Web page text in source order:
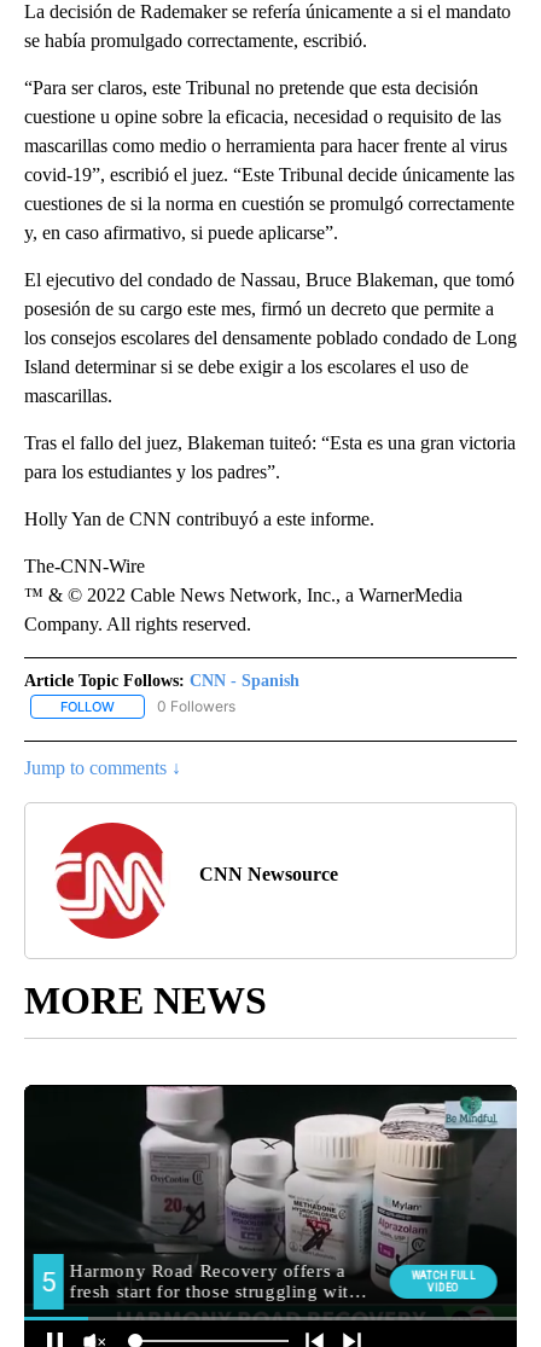
La decisión de Rademaker se refería únicamente a si el mandato
se había promulgado correctamente, escribió.
“Para ser claros, este Tribunal no pretende que esta decisión
cuestione u opine sobre la eficacia, necesidad o requisito de las
mascarillas como medio o herramienta para hacer frente al virus
covid-19”, escribió el juez. “Este Tribunal decide únicamente las
cuestiones de si la norma en cuestión se promulgó correctamente
y, en caso afirmativo, si puede aplicarse”.
El ejecutivo del condado de Nassau, Bruce Blakeman, que tomó
posesión de su cargo este mes, firmó un decreto que permite a
los consejos escolares del densamente poblado condado de Long
Island determinar si se debe exigir a los escolares el uso de
mascarillas.
Tras el fallo del juez, Blakeman tuiteó: “Esta es una gran victoria
para los estudiantes y los padres”.
Holly Yan de CNN contribuyó a este informe.
The-CNN-Wire
™ & © 2022 Cable News Network, Inc., a WarnerMedia
Company. All rights reserved.
Article Topic Follows: CNN - Spanish
FOLLOW FOLLOW "CNN - SPANISH" TO RECEIVE NOTIFICATIONS ABOUT
0 Followers
Jump to comments ↓
CNN Newsource
MORE NEWS